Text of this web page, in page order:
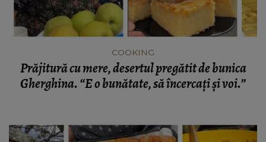
COOKING
Prăjitură cu mere, desertul pregătit de bunica
Gherghina. “E o bunătate, să încercați și voi.”